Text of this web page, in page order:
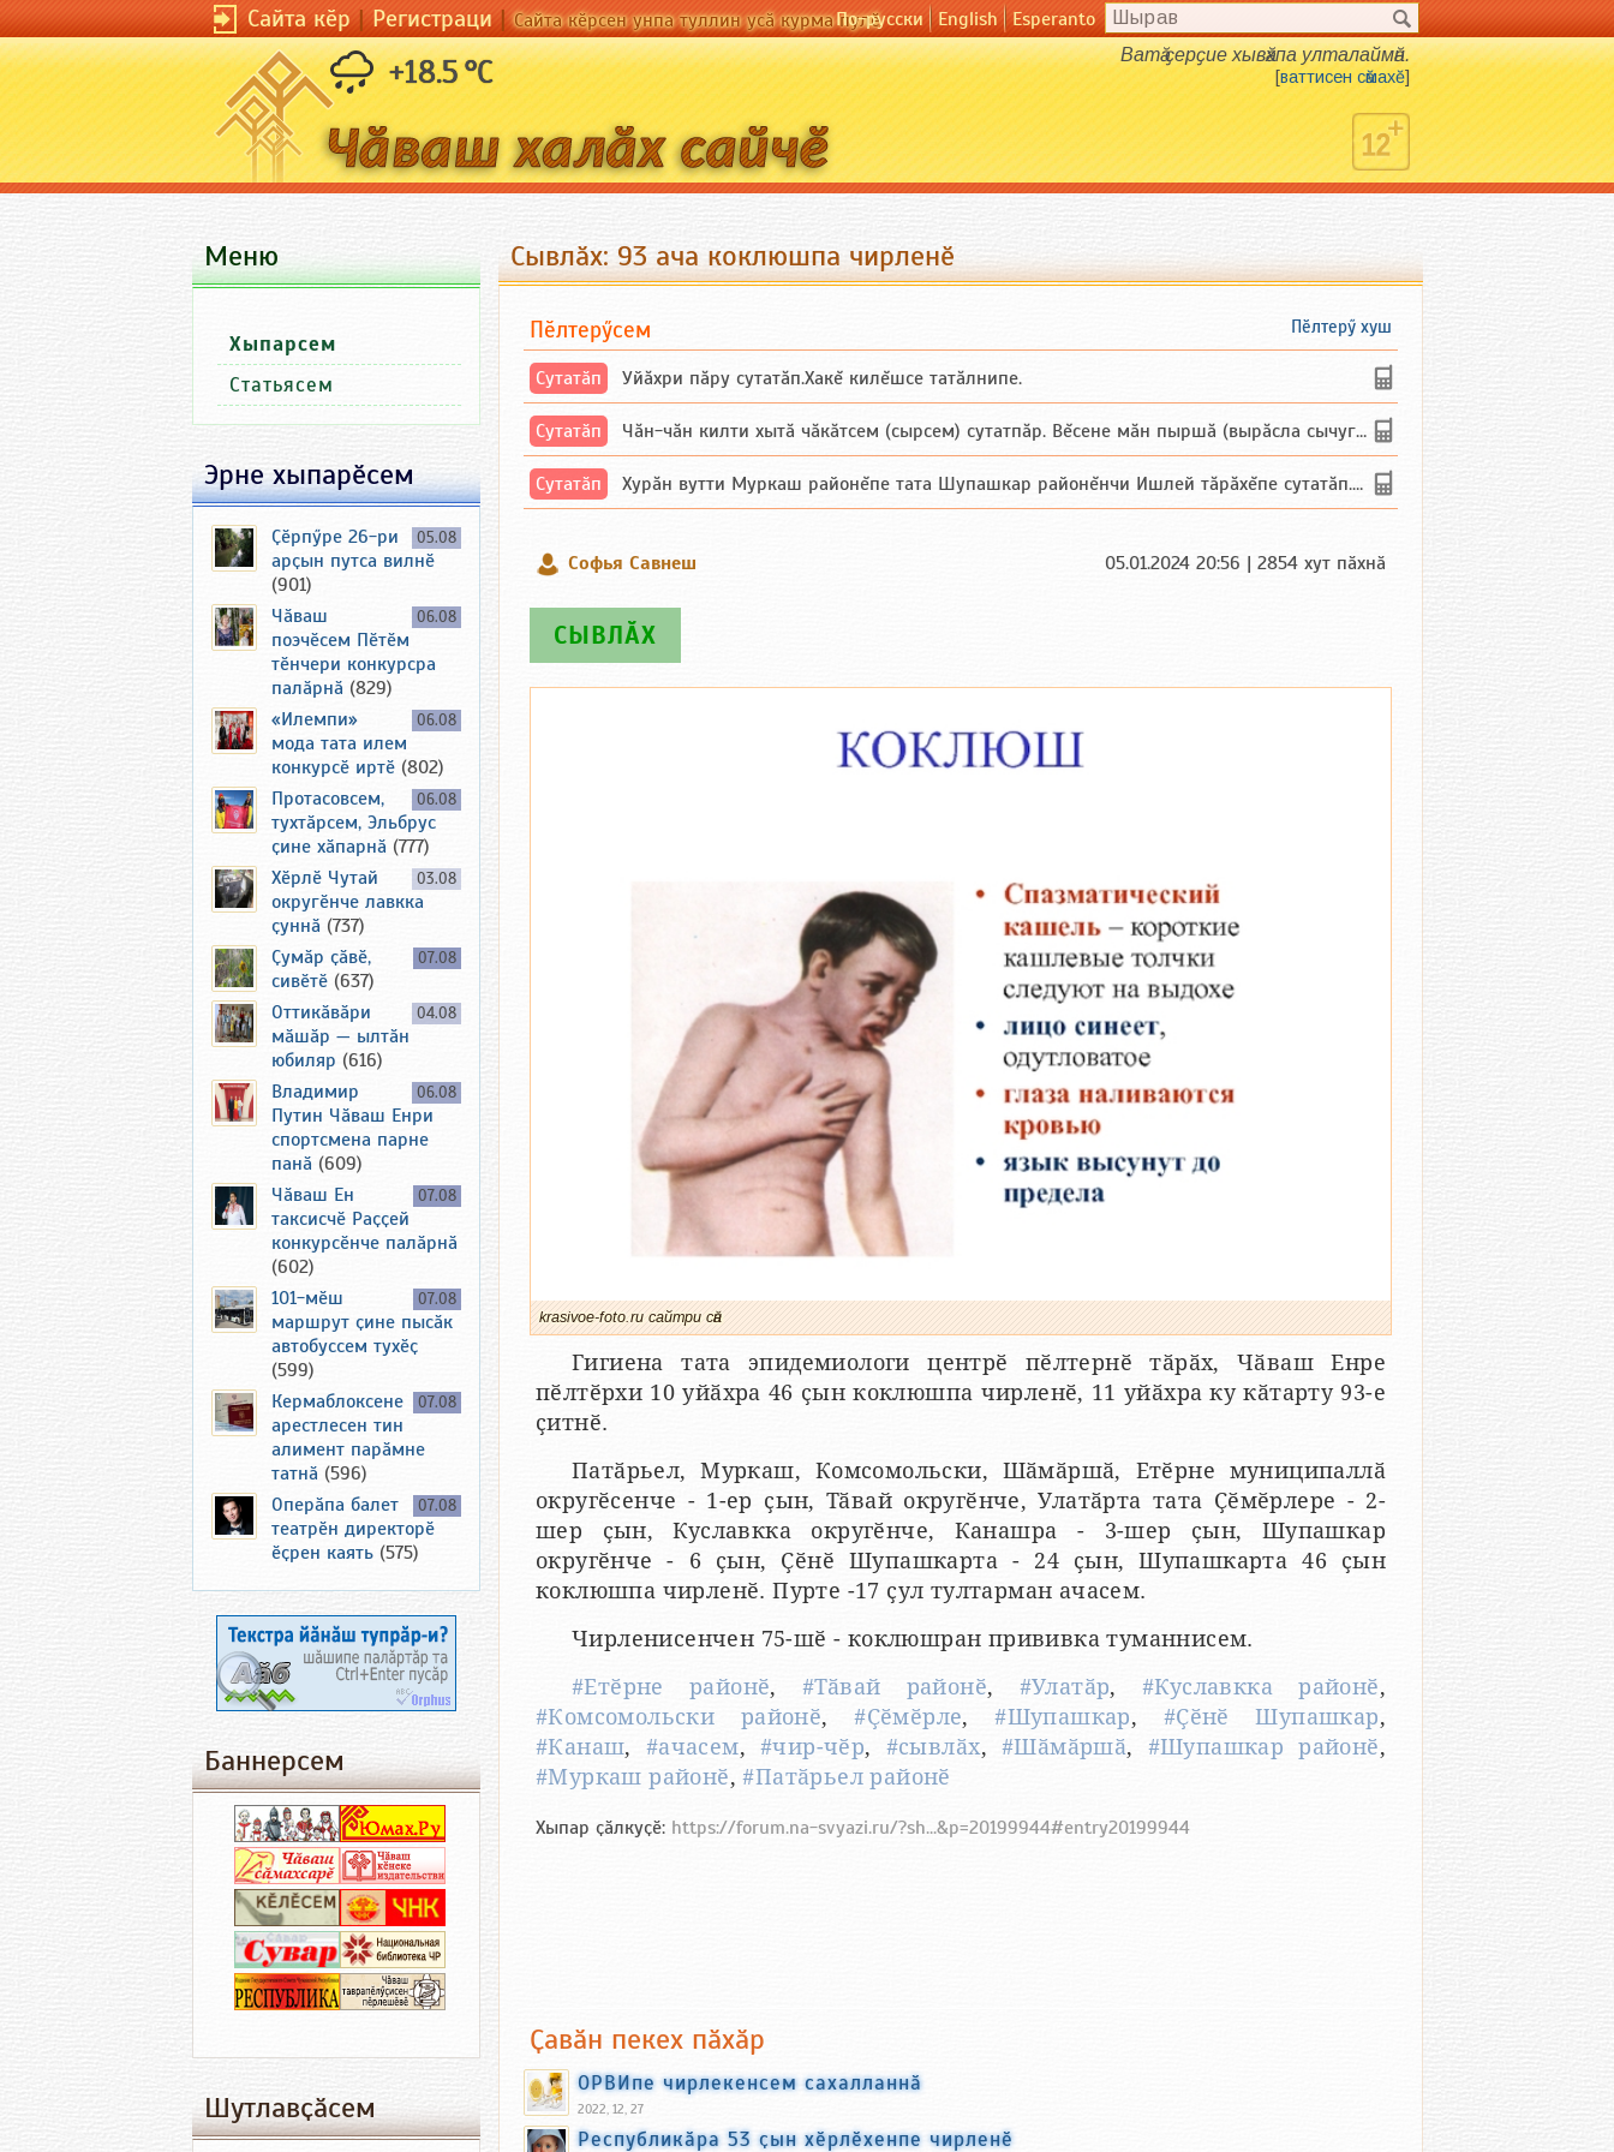
Сайта кӗр|Регистраци|Сайта кӗрсен унпа туллин усӑ курма пулӗПо-русски English Esperanto
+18.5 °C Ватӑ ҫерҫие хывӑхпа улталаймӑн.
[ваттисен сӑмахӗ]
Сывлӑх: 93 ача коклюшпа чирленӗ
Пӗлтерӳ хуш
Пӗлтерӳсем
Сутатӑп Уйăхри пăру сутатăп.Хакĕ килĕшсе татăлнипе.
Сутатӑп Чăн-чăн килти хытă чăкăтсем (сырсем) сутатпăр. Вĕсене мăн пыршă (вырăсла сычуг) ...
Сутатӑп Хурăн вутти Муркаш районĕпе тата Шупашкар районĕнчи Ишлей тăрăхĕпе сутатăп. Ха...
Софья Савнеш 05.01.2024 20:56 | 2854 хут пӑхнӑ
СЫВЛӐХ
krasivoe-foto.ru сайтри сӑн
Гигиена тата эпидемиологи центрӗ пӗлтернӗ тӑрӑх, Чӑваш Енре
пӗлтӗрхи 10 уйӑхра 46 ҫын коклюшпа чирленӗ, 11 уйӑхра ку кӑтарту 93-е
ҫитнӗ.
Патӑрьел, Муркаш, Комсомольски, Шӑмӑршӑ, Етӗрне муниципаллӑ
округӗсенче - 1-ер ҫын, Тӑвай округӗнче, Улатӑрта тата Ҫӗмӗрлере - 2-
шер ҫын, Куславкка округӗнче, Канашра - 3-шер ҫын, Шупашкар
округӗнче - 6 ҫын, Ҫӗнӗ Шупашкарта - 24 ҫын, Шупашкарта 46 ҫын
коклюшпа чирленӗ. Пурте -17 ҫул тултарман ачасем.
Чирленисенчен 75-шӗ - коклюшран прививка туманнисем.
#Етӗрне районӗ, #Тӑвай районӗ, #Улатӑр, #Куславкка районӗ,
#Комсомольски районӗ,#Ҫӗмӗрле,#Шупашкар, #Ҫӗнӗ Шупашкар,
#Канаш, #ачасем,#чир-чӗр, #сывлӑх, #Шӑмӑршӑ, #Шупашкар районӗ,
#Муркаш районӗ,#Патӑрьел районӗ
Хыпар ҫӑлкуҫӗ: https://forum.na-svyazi.ru/?sh...&p=20199944#entry20199944
Ҫавӑн пекех пӑхӑр
ОРВИпе чирлекенсем сахалланнӑ
2022, 12, 27
Республикӑра 53 ҫын хӗрлӗхенпе чирленӗ
Меню
Хыпарсем
Статьясем
Эрне хыпарӗсем
05.08
Ҫӗрпӳре 26-ри
арҫын путса вилнӗ
(901)
06.08
Чӑваш
поэчӗсем Пӗтӗм
тӗнчери конкурсра
палӑрнӑ (829)
06.08
«Илемпи»
мода тата илем
конкурсӗ иртӗ (802)
06.08
Протасовсем,
тухтӑрсем, Эльбрус
ҫине хӑпарнӑ (777)
03.08
Хӗрлӗ Чутай
округӗнче лавкка
ҫуннӑ (737)
07.08
Ҫумӑр ҫӑвӗ,
сивӗтӗ (637)
04.08
Оттикӑвӑри
мӑшӑр — ылтӑн
юбиляр (616)
06.08
Владимир
Путин Чӑваш Енри
спортсмена парне
панӑ (609)
07.08
Чӑваш Ен
таксисчӗ Раҫҫей
конкурсӗнче палӑрнӑ
(602)
07.08
101-мӗш
маршрут ҫине пысӑк
автобуссем тухӗҫ
(599)
07.08
Кермаблоксене
арестлесен тин
алимент парӑмне
татнӑ (596)
07.08
Оперӑпа балет
театрӗн директорӗ
ӗҫрен каять (575)
Баннерсем
Шутлавҫӑсем